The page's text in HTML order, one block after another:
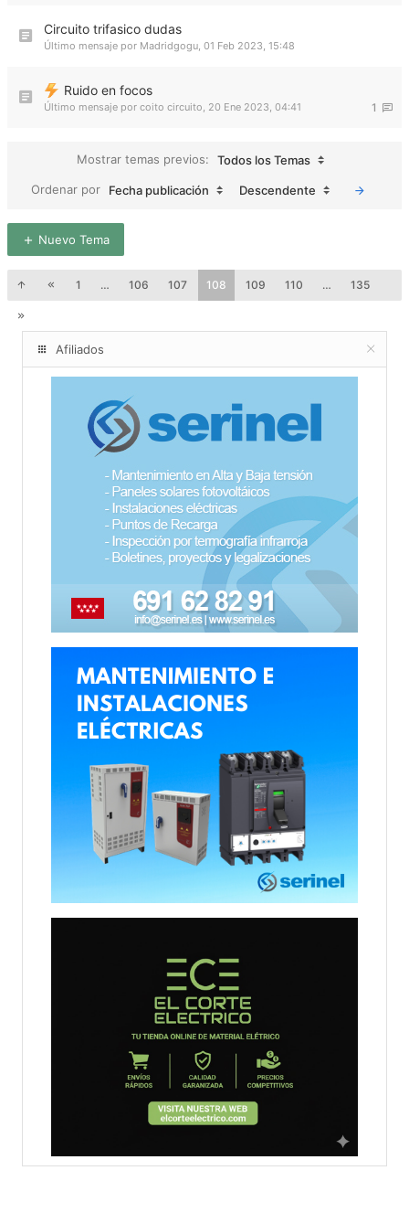
Circuito trifasico dudas
Último mensaje por Madridgogu, 01 Feb 2023, 15:48
Ruido en focos
1
Último mensaje por coito circuito, 20 Ene 2023, 04:41
Mostrar temas previos:
Todos los Temas
Ordenar por
Fecha publicación Descendente
Nuevo Tema
1 … 106 107 108 109 110 … 135
Afiliados